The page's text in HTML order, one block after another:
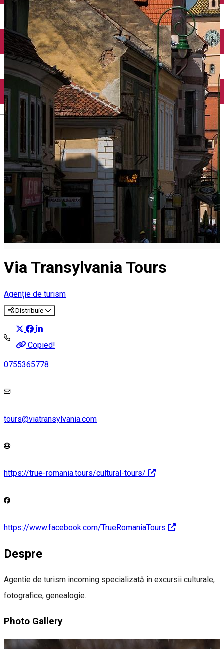
English
Via Transylvania Tours
Agenție de turism
Distribuie
Copied!
0755365778
tours@viatransylvania.com
https://true-romania.tours/cultural-tours/
https://www.facebook.com/TrueRomaniaTours
Despre
Agentie de turism incoming specializată în excursii culturale,
fotografice, genealogie.
Photo Gallery